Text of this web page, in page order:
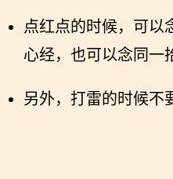
点红点的时候，可以
心经，也可以念同一
另外，打雷的时候不